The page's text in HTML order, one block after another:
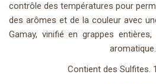
contrôle des températures pour
des arômes et de la couleur avec
Gamay, vinifié en grappes
aromatique.
Contient des Sulfites.